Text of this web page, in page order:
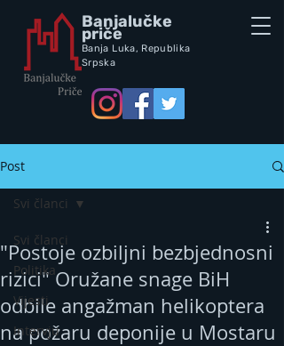
Banjalučke
priče
Banja Luka, Republika
Srpska
Post
Svi članci
Politika
Vijesti
Intervju
Svi članci
"Postoje ozbiljni bezbjednosni
rizici" Oružane snage BiH
odbile angažman helikoptera
na požaru deponije u Mostaru